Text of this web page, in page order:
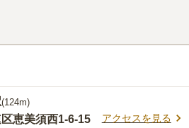
(124m)
恵美須西1-6-15 アクセスを見る